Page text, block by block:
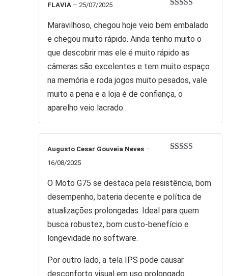
de 5
FLAVIA – 25/07/2025
Maravilhoso, chegou hoje veio bem embalado
e chegou muito rápido. Ainda tenho muito o
que descobrir mas ele é muito rápido as
câmeras são excelentes e tem muito espaço
na memória e roda jogos muito pesados, vale
muito a pena e a loja é de confiança, o
aparelho veio lacrado.
Augusto Cesar Gouveia Neves –
16/08/2025
O Moto G75 se destaca pela resistência, bom
desempenho, bateria decente e política de
atualizações prolongadas. Ideal para quem
busca robustez, bom custo‑benefício e
longevidade no software.
Por outro lado, a tela IPS pode causar
desconforto visual em uso prolongado